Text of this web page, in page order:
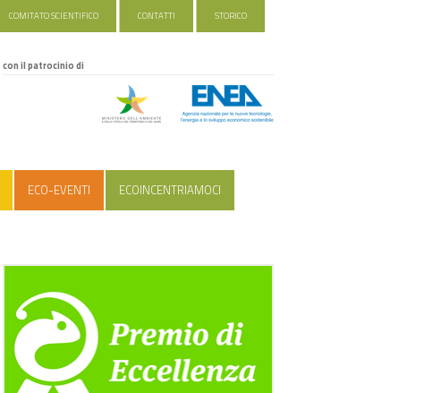
COMITATO SCIENTIFICO CONTATTI STORICO
con il patrocinio di
ECO-EVENTI ECOINCENTRIAMOCI